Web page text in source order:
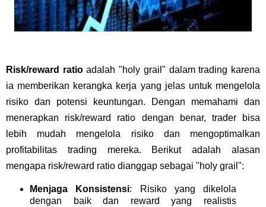
Risk/reward ratioadalah "holy grail" dalam trading karena
ia memberikan kerangka kerja yang jelas untuk mengelola
risiko dan potensi keuntungan. Dengan memahami dan
menerapkan risk/reward ratio dengan benar, trader bisa
lebih mudah mengelola risiko dan mengoptimalkan
profitabilitas trading mereka. Berikut adalah alasan
mengapa risk/reward ratio dianggap sebagai "holy grail":
Menjaga Konsistensi: Risiko yang dikelola
dengan baik dan reward yang realistis